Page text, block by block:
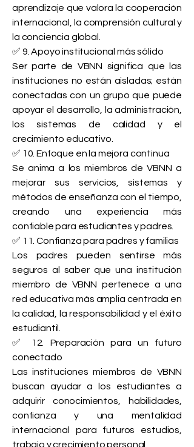
aprendizaje que valora la cooperación
internacional, la comprensión cultural y
la conciencia global.
✅ 9. Apoyo institucional más sólido
Ser parte de VBNN significa que las
instituciones no están aisladas; están
conectadas con un grupo que puede
apoyar el desarrollo, la administración,
los sistemas de calidad y el
crecimiento educativo.
✅ 10. Enfoque en la mejora continua
Se anima a los miembros de VBNN a
mejorar sus servicios, sistemas y
métodos de enseñanza con el tiempo,
creando una experiencia más
confiable para estudiantes y padres.
✅ 11. Confianza para padres y familias
Los padres pueden sentirse más
seguros al saber que una institución
miembro de VBNN pertenece a una
red educativa más amplia centrada en
la calidad, la responsabilidad y el éxito
estudiantil.
✅ 12. Preparación para un futuro
conectado
Las instituciones miembros de VBNN
buscan ayudar a los estudiantes a
adquirir conocimientos, habilidades,
confianza y una mentalidad
internacional para futuros estudios,
trabajo y crecimiento personal.